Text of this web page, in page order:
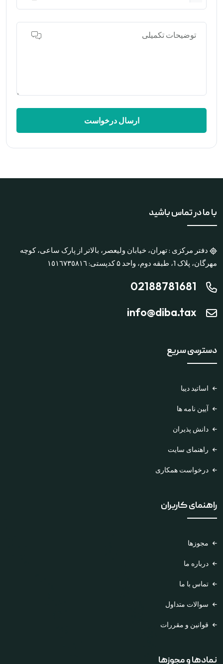
ارسال درخواست
با ما در تماس باشید
دفتر مرکزی : تهران، خیابان ولیعصر، بالاتر از پارک ساعی، کوچه
مهرگان، پلاک 1، طبقه دوم، واحد ۵ کدپستی: ١٥١٦٧٣٥٨١٦
02188781681
info@diba.tax
دسترسی سریع
اساتید دیبا
آیین نامه ها
دانش پذیران
راهنمای سایت
درخواست همکاری
راهنمای کاربران
مجوزها
درباره ما
تماس با ما
سوالات متداول
قوانین و مقررات
نمادها و مجوزها